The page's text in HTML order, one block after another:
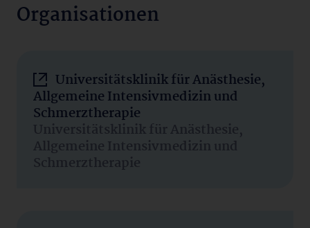
Organisationen
Universitätsklinik für Anästhesie,
Allgemeine Intensivmedizin und
Schmerztherapie
Universitätsklinik für Anästhesie,
Allgemeine Intensivmedizin und
Schmerztherapie